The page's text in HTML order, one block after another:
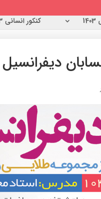
کنکور انسانی 1403